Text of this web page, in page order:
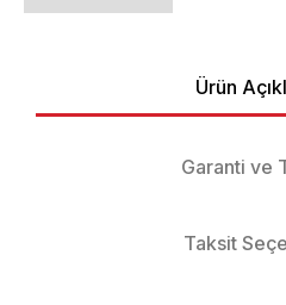
Ürün
Garanti ve
Taksit